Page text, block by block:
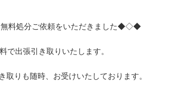
料処分ご依頼をいただきました◆◇◆
で出張引き取りいたします。
りも随時、お受けいたしております。